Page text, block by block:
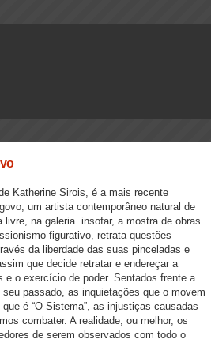
Katherine Sirois, é a mais recente
um artista contemporâneo natural de
livre, na galeria .insofar, a mostra de obras
figurativo, retrata questões
da liberdade das suas pinceladas e
que decide retratar e endereçar a
e o exercício de poder. Sentados frente a
passado, as inquietações que o movem
é “O Sistema”, as injustiças causadas
combater. A realidade, ou melhor, os
de serem observados com todo o